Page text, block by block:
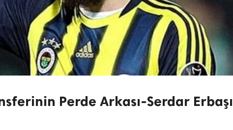
Perde Arkası-Serdar Erbaşı